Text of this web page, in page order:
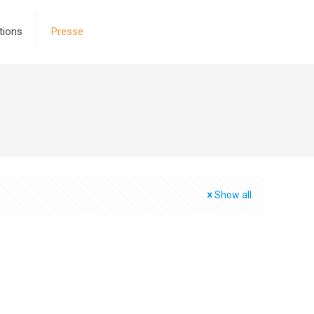
Presse
Show all